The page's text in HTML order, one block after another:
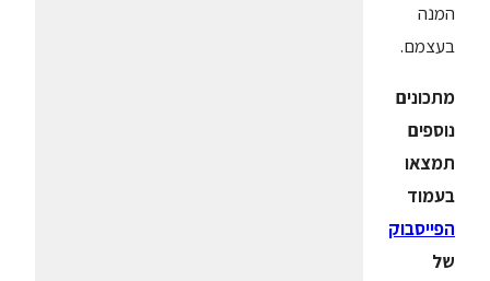
המנה
בעצמם.
מתכונים
נוספים
תמצאו
בעמוד
הפייסבוק
של